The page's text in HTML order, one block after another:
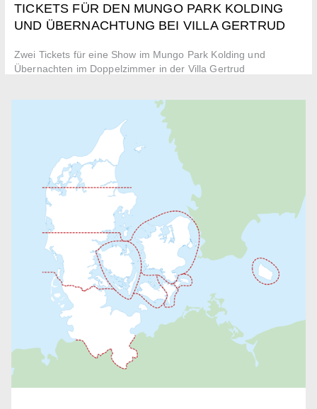
TICKETS FÜR DEN MUNGO PARK KOLDING
UND ÜBERNACHTUNG BEI VILLA GERTRUD
Zwei Tickets für eine Show im Mungo Park Kolding und
Übernachten im Doppelzimmer in der Villa Gertrud